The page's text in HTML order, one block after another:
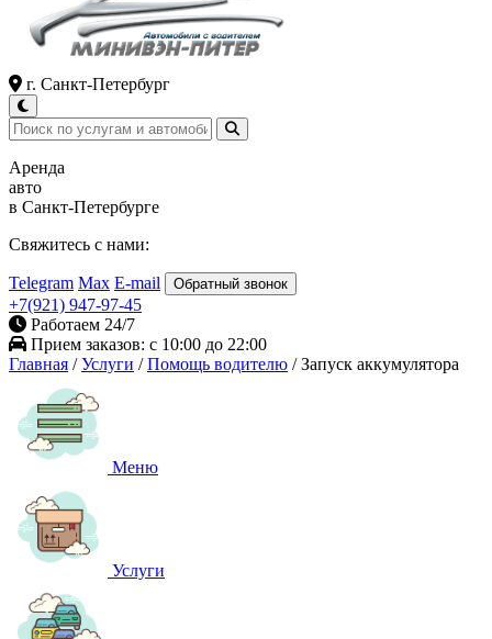
г. Санкт-Петербург
Аренда
авто
в Санкт-Петербурге
Свяжитесь с нами:
Telegram Max E-mail Обратный звонок
+7(921) 947-97-45
Работаем 24/7
Прием заказов: с 10:00 до 22:00
Главная / Услуги / Помощь водителю / Запуск аккумулятора
Меню
Услуги